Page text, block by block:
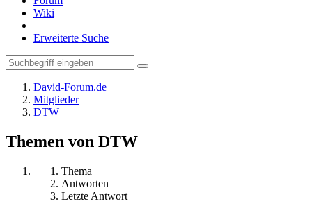
Wiki
Erweiterte Suche
David-Forum.de
Mitglieder
DTW
Themen von DTW
Thema
Antworten
Letzte Antwort